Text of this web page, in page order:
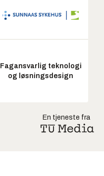
Fagansvarlig teknologi
og løsningsdesign
En tjeneste fra